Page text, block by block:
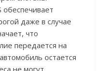
обеспечивает
даже в случае
что
передается на
остается